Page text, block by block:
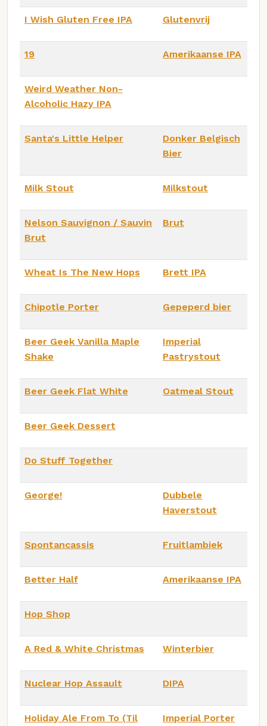
I Wish Gluten Free IPA Glutenvrij
19 Amerikaanse IPA
Weird Weather Non-
Alcoholic Hazy IPA
Santa's Little Helper
Donker Belgisch
Bier
Milk Stout Milkstout
Nelson Sauvignon / Sauvin
Brut
Brut
Wheat Is The New Hops Brett IPA
Chipotle Porter Gepeperd bier
Beer Geek Vanilla Maple
Shake
Imperial
Pastrystout
Beer Geek Flat White Oatmeal Stout
Beer Geek Dessert
Do Stuff Together
George!
Dubbele
Haverstout
Spontancassis Fruitlambiek
Better Half Amerikaanse IPA
Hop Shop
A Red & White Christmas Winterbier
Nuclear Hop Assault DIPA
Holiday Ale From To (Til
Imperial Porter